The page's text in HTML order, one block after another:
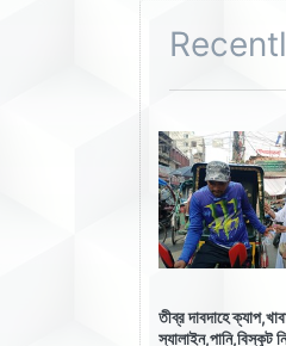
তীব্র দাবদাহে
স্যালাইন,পানি,বিস্কুট